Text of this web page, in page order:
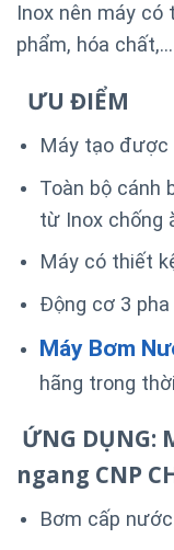
Inox nên máy
phẩm, hóa chất,…
ƯU ĐIỂM
Máy tạo được
Toàn bộ cánh
từ Inox chống
Máy có thiết
Động cơ 3
Máy Bơm
hãng trong
ỨNG DỤNG:
ngang CNP
Bơm cấp